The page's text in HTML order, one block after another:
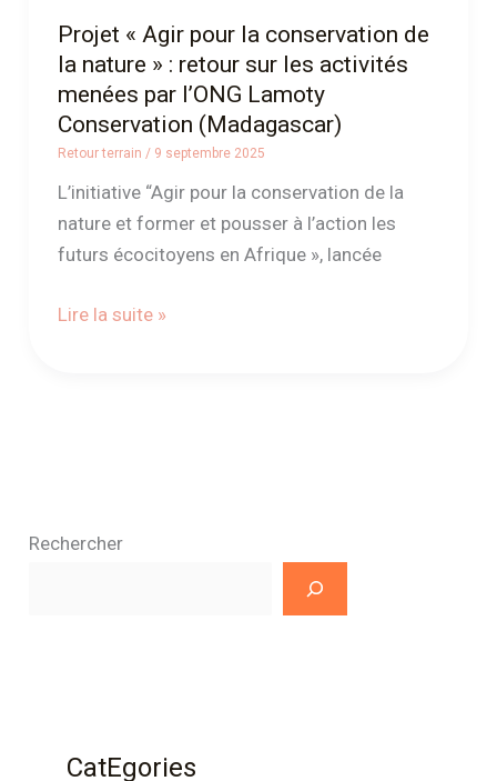
Projet « Agir pour la conservation de
la nature » : retour sur les activités
menées par l’ONG Lamoty
Conservation (Madagascar)
Retour terrain / 9 septembre 2025
L’initiative “Agir pour la conservation de la
nature et former et pousser à l’action les
futurs écocitoyens en Afrique », lancée
activités
menées
par
l’ONG
Conservation
(Madagascar)
Lire la suite »
Rechercher
CatEgories